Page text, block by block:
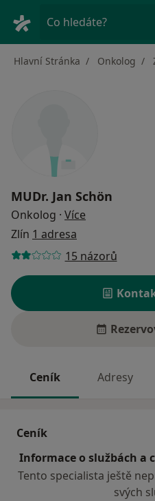
Co hledáte?
Hlavní Stránka Onkolog
MUDr. Jan Schön
Onkolog · Více
Zlín 1 adresa
15 názorů
Ceník Adresy
Ceník
Informace o službách a
Tento specialista ještě
svých